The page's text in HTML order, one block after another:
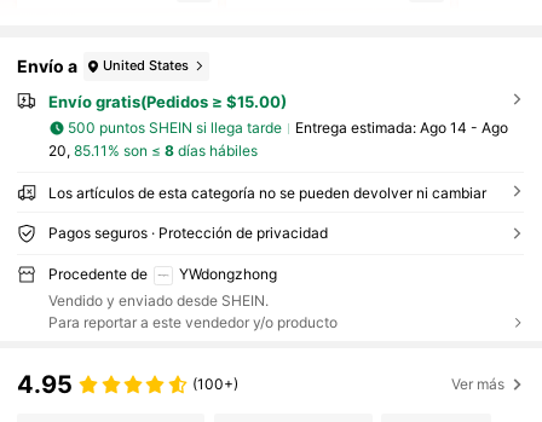
Envío a United States
Envío gratis(Pedidos ≥ $15.00)
500 puntos SHEIN si llega tarde Entrega estimada: Ago 14 - Ago
20, 85.11% son ≤ 8días hábiles
Los artículos de esta categoría no se pueden devolver ni cambiar
Pagos seguros · Protección de privacidad
Procedente de
YWdongzhong
Vendido y enviado desde SHEIN.
Para reportar a este vendedor y/o producto
4.95 (100+) Ver más